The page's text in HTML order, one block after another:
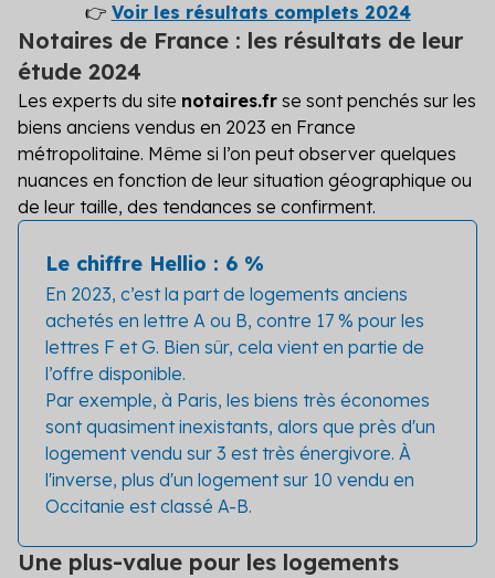
👉 Voir les résultats complets 2024
Notaires de France : les résultats de leur
étude 2024
Les experts du site notaires.fr se sont penchés sur les
biens anciens vendus en 2023 en France
métropolitaine. Même si l’on peut observer quelques
nuances en fonction de leur situation géographique ou
de leur taille, des tendances se confirment.
Le chiffre Hellio : 6 %
En 2023, c’est la part de logements anciens
achetés en lettre A ou B, contre 17 % pour les
lettres F et G. Bien sûr, cela vient en partie de
l’offre disponible.
Par exemple, à Paris, les biens très économes
sont quasiment inexistants, alors que près d'un
logement vendu sur 3 est très énergivore. À
l'inverse, plus d'un logement sur 10 vendu en
Occitanie est classé A-B.
Une plus-value pour les logements